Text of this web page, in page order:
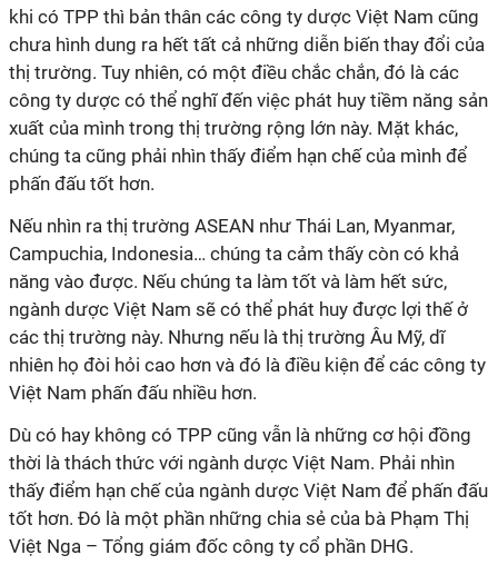
khi có TPP thì bản thân các công ty dược Việt Nam cũng
chưa hình dung ra hết tất cả những diễn biến thay đổi của
thị trường. Tuy nhiên, có một điều chắc chắn, đó là các
công ty dược có thể nghĩ đến việc phát huy tiềm năng sản
xuất của mình trong thị trường rộng lớn này. Mặt khác,
chúng ta cũng phải nhìn thấy điểm hạn chế của mình để
phấn đấu tốt hơn.
Nếu nhìn ra thị trường ASEAN như Thái Lan, Myanmar,
Campuchia, Indonesia… chúng ta cảm thấy còn có khả
năng vào được. Nếu chúng ta làm tốt và làm hết sức,
ngành dược Việt Nam sẽ có thể phát huy được lợi thế ở
các thị trường này. Nhưng nếu là thị trường Âu Mỹ, dĩ
nhiên họ đòi hỏi cao hơn và đó là điều kiện để các công ty
Việt Nam phấn đấu nhiều hơn.
Dù có hay không có TPP cũng vẫn là những cơ hội đồng
thời là thách thức với ngành dược Việt Nam. Phải nhìn
thấy điểm hạn chế của ngành dược Việt Nam để phấn đấu
tốt hơn. Đó là một phần những chia sẻ của bà Phạm Thị
Việt Nga – Tổng giám đốc công ty cổ phần DHG.